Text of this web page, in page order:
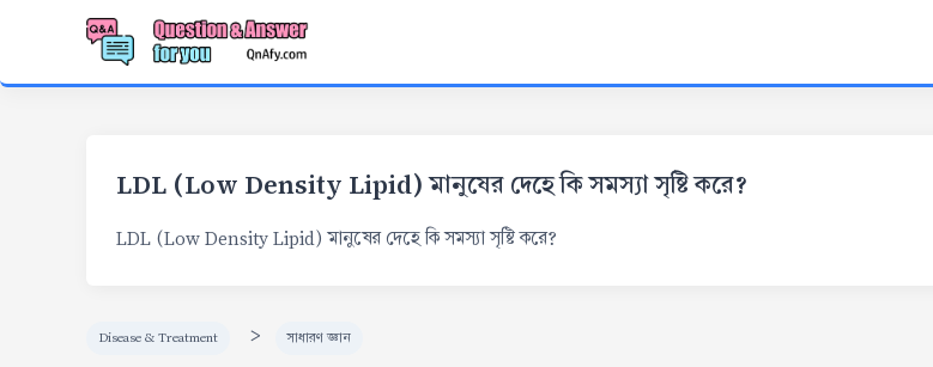
LDL (Low Density Lipid) মানুষের দেহে কি সমস্যা সৃষ্টি করে?
LDL (Low Density Lipid) মানুষের দেহে কি সমস্যা সৃষ্টি করে?
Disease & Treatment > সাধারণ জ্ঞান